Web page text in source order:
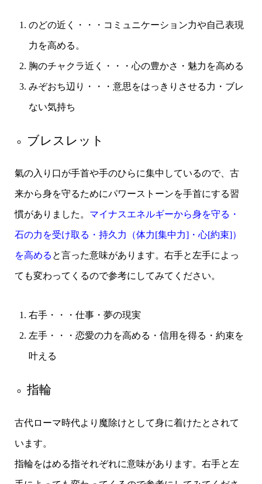
のどの近く・・・コミュニケーション力や自己表現
力を高める。
胸のチャクラ近く・・・心の豊かさ・魅力を高める
みぞおち辺り・・・意思をはっきりさせる力・ブレ
ない気持ち
ブレスレット
氣の入り口が手首や手のひらに集中しているので、古
来から身を守るためにパワーストーンを手首にする習
慣がありました。 マイナスエネルギーから身を守る・
石の力を受け取る・持久力（体力[集中力]・心[約束]）
を高める と言った意味があります。 右手と左手によっ
ても変わってくるので参考にしてみてください。
右手・・・仕事・夢の現実
左手・・・恋愛の力を高める・信用を得る・約束を
叶える
指輪
古代ローマ時代より魔除けとして身に着けたとされて
います。
指輪をはめる指それぞれに意味があります。右手と左